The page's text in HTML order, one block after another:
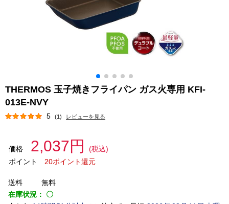
THERMOS 玉子焼きフライパン ガス火専用 KFI-
013E-NVY
5 (1) レビューを見る
価格 2,037円
(税込)
ポイント
20ポイント還元
送料
無料
在庫状況： 〇